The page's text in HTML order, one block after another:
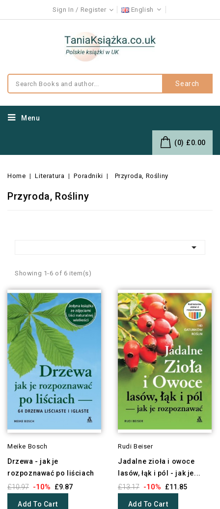
Sign In Register English
Search
Menu
(0) £0.00
Home Literatura Poradniki Przyroda, Rośliny
Przyroda, Rośliny

Showing 1-6 of 6 item(s)
Meike Bosch
Drzewa - jak je
rozpoznawać po liściach
£10.97 -10% £9.87
Add To Cart
Rudi Beiser
Jadalne zioła i owoce
lasów, łąk i pól - jak je...
£13.17 -10% £11.85
Add To Cart